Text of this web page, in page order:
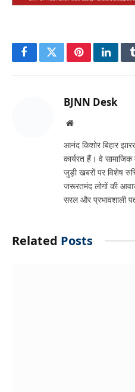
FacebookTwitterPinterest
BJNN Desk
Website
आनंद किशोर बिहार
कार्यरत हैं। वे
जुड़ी खबरों पर विशेष
जरूरतमंद लोगों की
सरल और प्रभावशाली
Related Posts